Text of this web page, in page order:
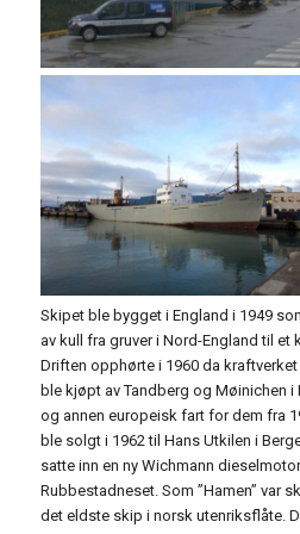
Skipet ble bygget i England i 1949
av kull fra gruver i Nord-England til et
Driften opphørte i 1960 da
ble kjøpt av Tandberg og Møinichen
og annen europeisk fart for dem fra
ble solgt i 1962 til Hans Utkilen i
satte inn en ny Wichmann
Rubbestadneset. Som ”Hamen” var
det eldste skip i norsk utenriksflåte.